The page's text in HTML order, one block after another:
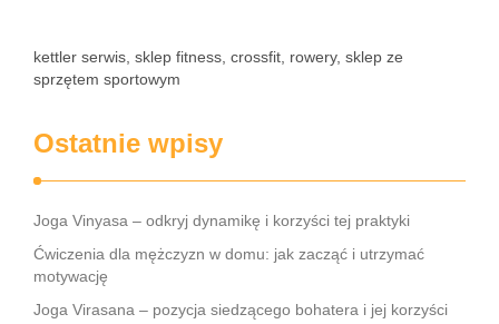
kettler serwis, sklep fitness, crossfit, rowery, sklep ze
sprzętem sportowym
Ostatnie wpisy
Joga Vinyasa – odkryj dynamikę i korzyści tej praktyki
Ćwiczenia dla mężczyzn w domu: jak zacząć i utrzymać
motywację
Joga Virasana – pozycja siedzącego bohatera i jej korzyści